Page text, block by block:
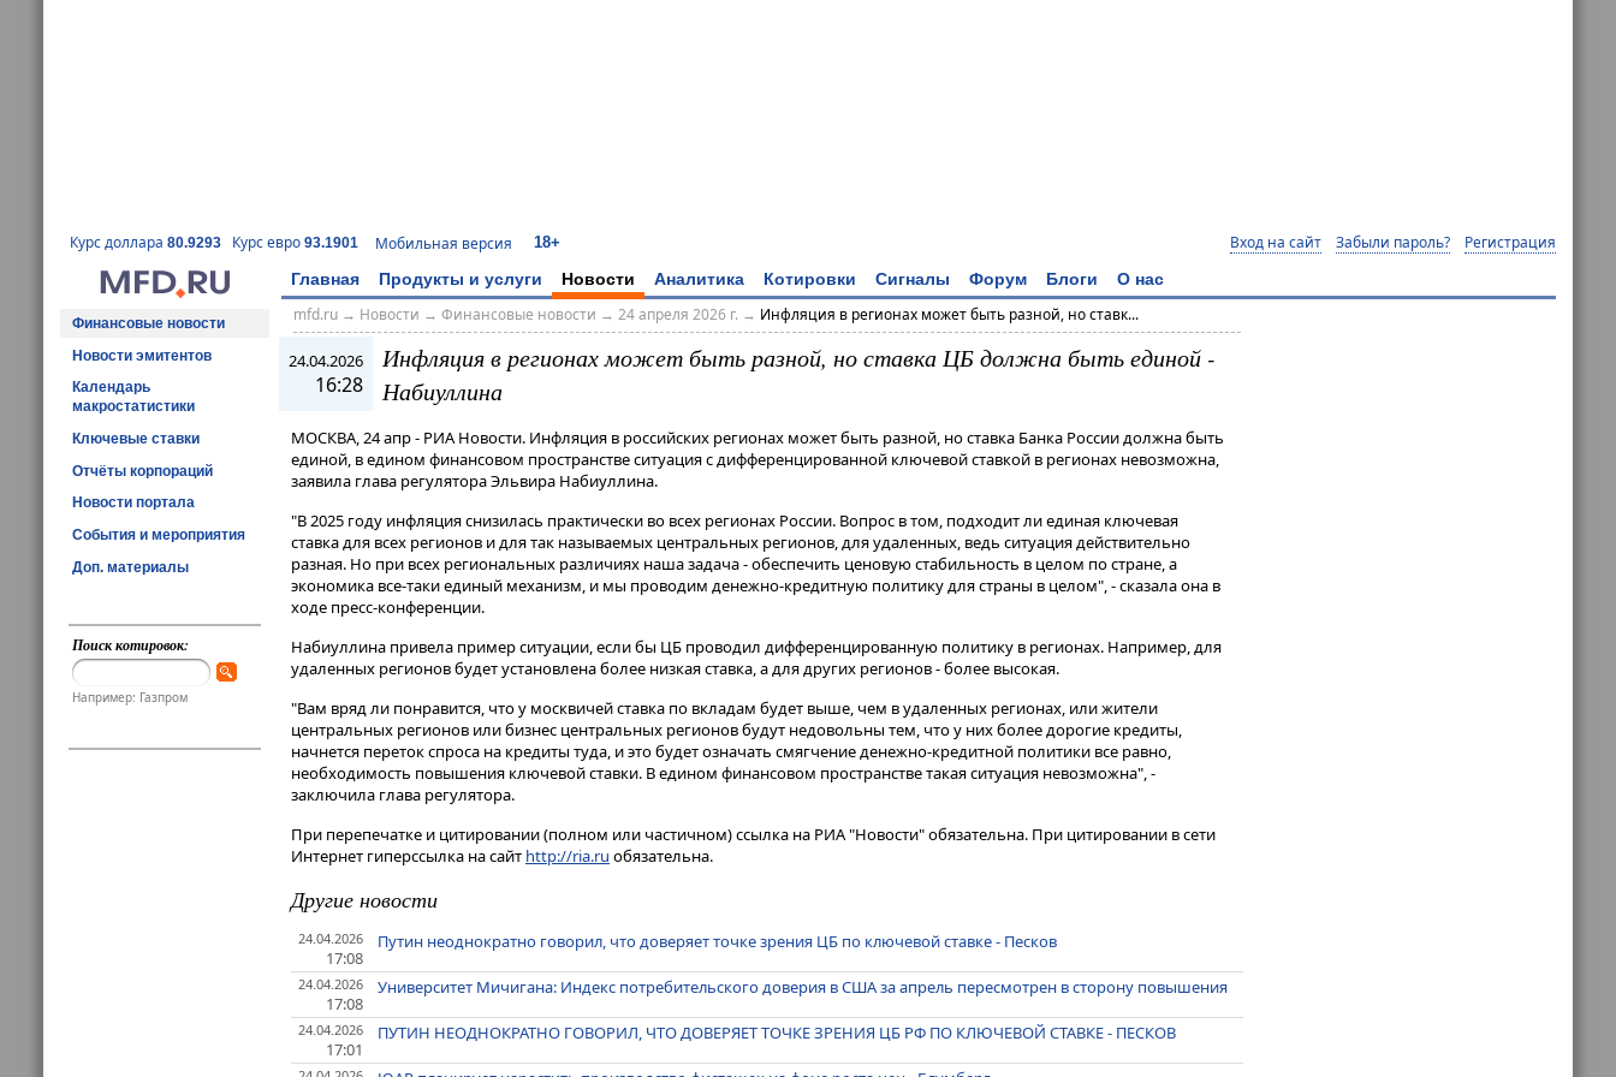
Курс доллара 80.9293 Курс евро 93.1901 Мобильная версия 18+ Вход на сайт Забыли пароль? Регистрация
Главная Продукты и услуги Новости Аналитика Котировки Сигналы Форум Блоги О нас
Финансовые новости
Новости эмитентов
Календарь
макростатистики
Ключевые ставки
Отчёты корпораций
Новости портала
События и мероприятия
Доп. материалы
Поиск котировок:
Например: Газпром
mfd.ru→ Новости → Финансовые новости → 24 апреля 2026 г. → Инфляция в регионах может быть разной, но ставк...
24.04.2026
16:28
Инфляция в регионах может быть разной, но ставка ЦБ должна быть единой -
Набиуллина
МОСКВА, 24 апр - РИА Новости. Инфляция в российских регионах может быть разной, но ставка Банка России должна быть
единой, в едином финансовом пространстве ситуация с дифференцированной ключевой ставкой в регионах невозможна,
заявила глава регулятора Эльвира Набиуллина.
"В 2025 году инфляция снизилась практически во всех регионах России​​​. Вопрос в том, подходит ли единая ключевая
ставка для всех регионов и для так называемых центральных регионов, для удаленных, ведь ситуация действительно
разная. Но при всех региональных различиях наша задача - обеспечить ценовую стабильность в целом по стране, а
экономика все-таки единый механизм, и мы проводим денежно-кредитную политику для страны в целом", - сказала она в
ходе пресс-конференции.
Набиуллина привела пример ситуации, если бы ЦБ проводил дифференцированную политику в регионах. Например, для
удаленных регионов будет установлена более низкая ставка, а для других регионов - более высокая.
"Вам вряд ли понравится, что у москвичей ставка по вкладам будет выше, чем в удаленных регионах, или жители
центральных регионов или бизнес центральных регионов будут недовольны тем, что у них более дорогие кредиты,
начнется переток спроса на кредиты туда, и это будет означать смягчение денежно-кредитной политики все равно,
необходимость повышения ключевой ставки. В едином финансовом пространстве такая ситуация невозможна", -
заключила глава регулятора.
При перепечатке и цитировании (полном или частичном) ссылка на РИА "Новости" обязательна. При цитировании в сети
Интернет гиперссылка на сайт http://ria.ru обязательна.
Другие новости
24.04.2026
17:08
Путин неоднократно говорил, что доверяет точке зрения ЦБ по ключевой ставке - Песков
24.04.2026
17:08
Университет Мичигана: Индекс потребительского доверия в США за апрель пересмотрен в сторону повышения
24.04.2026
17:01
ПУТИН НЕОДНОКРАТНО ГОВОРИЛ, ЧТО ДОВЕРЯЕТ ТОЧКЕ ЗРЕНИЯ ЦБ РФ ПО КЛЮЧЕВОЙ СТАВКЕ - ПЕСКОВ